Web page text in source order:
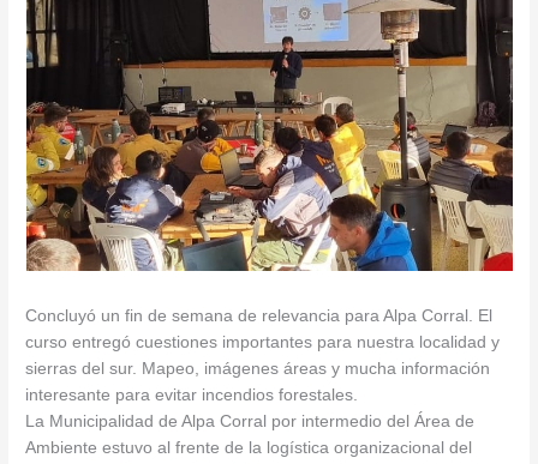
Concluyó un fin de semana de relevancia para Alpa Corral. El
curso entregó cuestiones importantes para nuestra localidad y
sierras del sur. Mapeo, imágenes áreas y mucha información
interesante para evitar incendios forestales.
La Municipalidad de Alpa Corral por intermedio del Área de
Ambiente estuvo al frente de la logística organizacional del